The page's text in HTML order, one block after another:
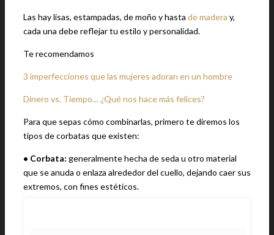
Las hay lisas, estampadas, de moño y hasta de madera y,
cada una debe reflejar tu estilo y personalidad.
Te recomendamos
3 imperfecciones que las mujeres adoran en un hombre
Dinero vs. Tiempo… ¿Qué nos hace más felices?
Para que sepas cómo combinarlas, primero te diremos los
tipos de corbatas que existen:
• Corbata: generalmente hecha de seda u otro material
que se anuda o enlaza alrededor del cuello, dejando caer sus
extremos, con fines estéticos.